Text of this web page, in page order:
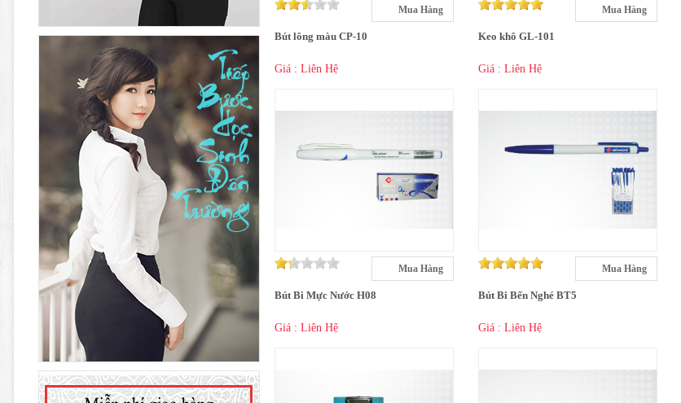
Mua Hàng
Bút lông màu CP-10
Giá : Liên Hệ
Mua Hàng
Keo khô GL-101
Giá : Liên Hệ
Mua Hàng
Bút Bi Mực Nước H08
Giá : Liên Hệ
Mua Hàng
Bút Bi Bến Nghé BT5
Giá : Liên Hệ